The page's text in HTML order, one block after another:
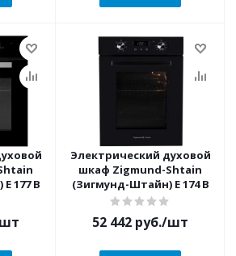
177 B
Электрический духовой
шкаф Zigmund-Shtain
(Зигмунд-Штайн) E 174 B
52 442 руб./шт